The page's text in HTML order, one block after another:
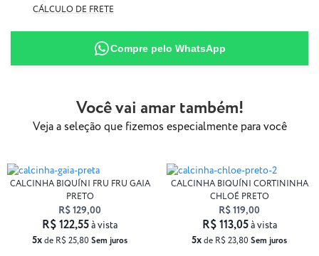
90% Poliamida
10% Elastano
CÁLCULO DE FRETE
Compre pelo WhatsApp
Você vai amar também!
Veja a seleção que fizemos especialmente para você
CALCINHA BIQUÍNI FRU FRU GAIA
PRETO
R$ 129,00
5xde R$ 25,80 Sem juros
R$ 122,55à vista
CALCINHA BIQUÍNI CORTININHA
CHLOÉ PRETO
R$ 119,00
5xde R$ 23,80 Sem juros
R$ 113,05à vista